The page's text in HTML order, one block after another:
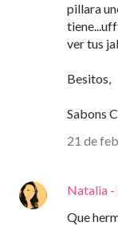
pillara
ver tus
Besitos,
Sabons
21 de
Natalia -
Que